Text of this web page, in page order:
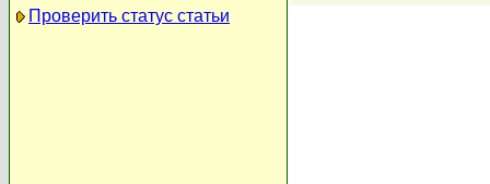
Проверить статус статьи